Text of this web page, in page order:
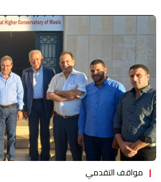
مواقف التقدمي